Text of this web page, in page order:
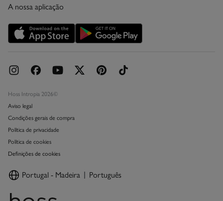
Cartão Presente Online
Promoções vigentes
Livro de Reclamações online
A nossa aplicação
Hoss Intropia 2026©
Aviso legal
Condições gerais de compra
Política de privacidade
Política de cookies
Definições de cookies
Portugal - Madeira Português